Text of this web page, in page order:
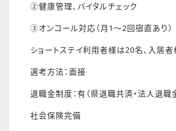
②健康管理、バイタルチェック
③オンコール対応（月1～2回宿直あり）
ショートステイ利用者様は20名、入居者
選考方法：面接
退職金制度：有（県退職共済・法人退職
社会保険完備